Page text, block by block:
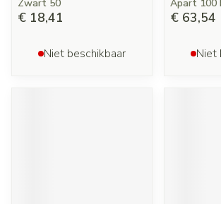
Zwart 50
€ 18,41
Niet beschikbaar
Apart 100
€ 63,54
Niet